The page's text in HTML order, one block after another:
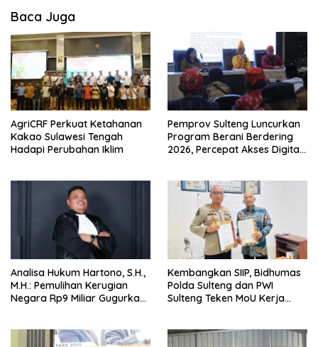
Baca Juga
AgriCRF Perkuat Ketahanan
Kakao Sulawesi Tengah
Hadapi Perubahan Iklim
Pemprov Sulteng Luncurkan
Program Berani Berdering
2026, Percepat Akses Digital
Analisa Hukum Hartono, S.H.,
M.H.: Pemulihan Kerugian
Negara Rp9 Miliar Gugurkan
Bangunan Mess Pemda
Kembangkan SIIP, Bidhumas
Polda Sulteng dan PWI
Sulteng Teken MoU Kerja